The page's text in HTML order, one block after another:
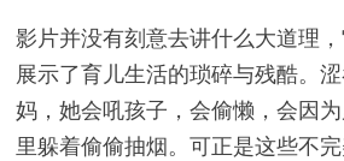
影片并没有刻意去讲什么大道理
展示了育儿生活的琐碎与残酷。
妈，她会吼孩子，会偷懒，会因
里躲着偷偷抽烟。可正是这些不